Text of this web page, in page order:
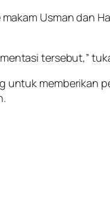
Usman dan
tersebut,”
untuk memberikan